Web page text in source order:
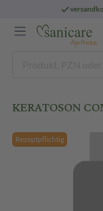
KERATOSON
Rezeptpflichtig